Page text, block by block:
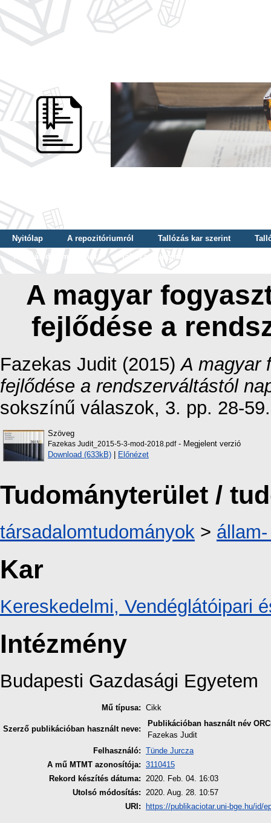
Nyitólap A repozitóriumról Tallózás kar szerint
Tallózás dátum szerint
Tallózás tudományterület szerint
A magyar
fejlődése a
Fazekas Judit (2015)A magyar
fejlődése a rendszerváltástól
sokszínű válaszok, 3. pp. 28-59.
Szöveg
Fazekas Judit_2015-5-3-mod-2018.pdf- Megjelent verzió
Download (633kB) | Előnézet
Tudományterület /
társadalomtudományok >
Kar
Kereskedelmi, Vendéglátóipari
Intézmény
Budapesti Gazdasági Egyetem
Mű típusa: Cikk
Szerző publikációban használt neve:
Publikációban használt név
Fazekas Judit
Felhasználó: Tünde Jurcza
A mű MTMT azonosítója: 3110415
Rekord készítés dátuma: 2020. Feb. 04. 16:03
Utolsó módosítás: 2020. Aug. 28. 10:57
URI:
https://publikaciotar.uni-bge.hu/id/